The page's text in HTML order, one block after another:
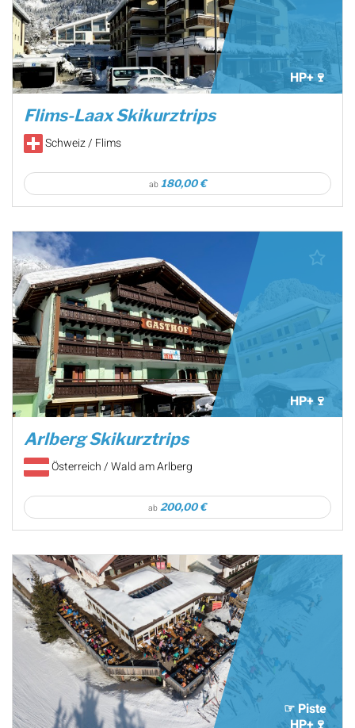
HP+🍷
Flims-Laax Skikurztrips
Schweiz / Flims
ab 180,00 €
HP+🍷
Arlberg Skikurztrips
Österreich / Wald am Arlberg
ab 200,00 €
☞ Piste